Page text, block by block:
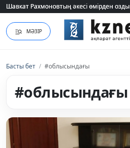
Шавкат Рахмоновтың әкесі өмірден озды
Шавкат Рахмоновтың әкесі өмірден озды
МӘЗІР
Басты бет / #облысындағы
#облысындағы